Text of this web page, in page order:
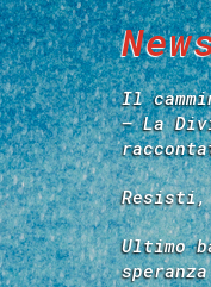
Il
– La
Resisti,
Ultimo
speranza